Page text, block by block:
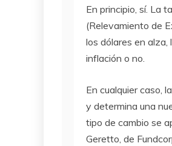
En principio, sí. La
(Relevamiento de
los dólares en
inflación o no.
En cualquier caso,
y determina una
tipo de cambio se
Geretto, de